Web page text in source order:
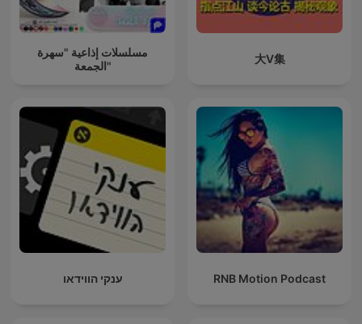
مسلسلات إذاعية "سهرة
الجمعة"
大V集
ענקי הווידאו RNB Motion Podcast